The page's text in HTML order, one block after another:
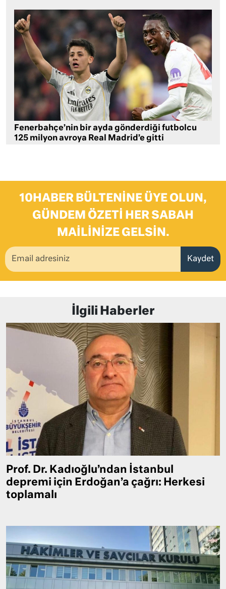
Fenerbahçe’nin bir ayda gönderdiği futbolcu
125 milyon avroya Real Madrid’e gitti
10HABER BÜLTENINE ÜYE OLUN,
GÜNDEM ÖZETI HER SABAH
MAILINIZE GELSIN.
Kaydet
İlgili Haberler
Prof. Dr. Kadıoğlu’ndan İstanbul
depremi için Erdoğan’a çağrı: Herkesi
toplamalı